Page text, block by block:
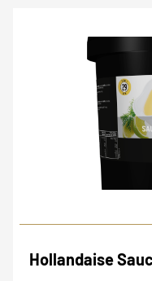
Hollandaise